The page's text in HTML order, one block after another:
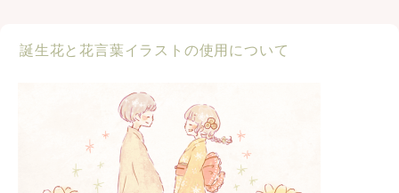
誕生花と花言葉イラストの使用について